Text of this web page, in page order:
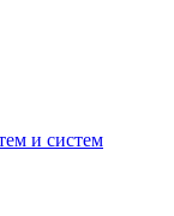
и систем